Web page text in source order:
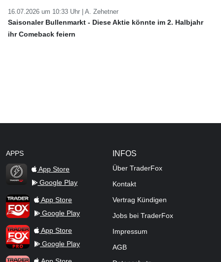
16.07.2026 um 10:33 Uhr | A. Zehetner
Saisonaler Bullenmarkt - Diese Aktie könnte im 2. Halbjahr
ihr Comeback feiern
APPS
TraderFox Flash
App Store
Google Play
TraderFox AppApp Store
Google Play
TraderFox ProApp Store
Google Play
TraderFox dpa-AFX ProFeed
INFOS
Über TraderFox
Kontakt
Vertrag Kündigen
Jobs bei TraderFox
Impressum
AGB